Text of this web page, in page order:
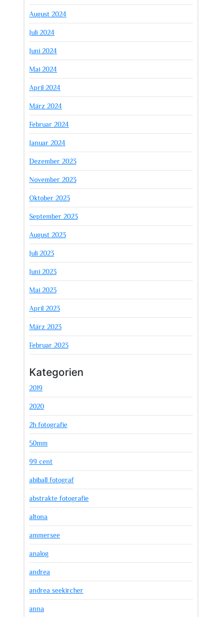
August 2024
Juli 2024
Juni 2024
Mai 2024
April 2024
März 2024
Februar 2024
Januar 2024
Dezember 2023
November 2023
Oktober 2023
September 2023
August 2023
Juli 2023
Juni 2023
Mai 2023
April 2023
März 2023
Februar 2023
Kategorien
2019
2020
2h fotografie
50mm
99 cent
abiball fotograf
abstrakte fotografie
altona
ammersee
analog
andrea
andrea seekircher
anna